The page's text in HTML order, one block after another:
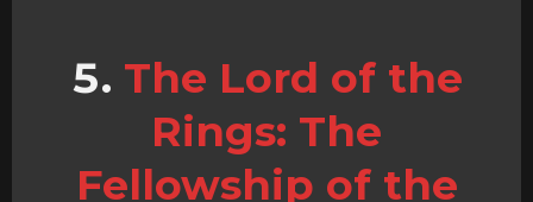
The Lord of the
Rings: The
Fellowship of the